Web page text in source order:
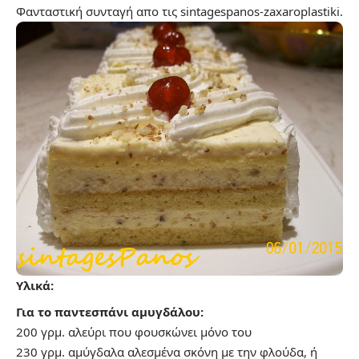
Φανταστική συνταγή απο τις sintagespanos-zaxaroplastiki.
Υλικά:
Για το παντεσπάνι αμυγδάλου:
200 γρμ. αλεύρι που φουσκώνει μόνο του
230 γρμ. αμύγδαλα αλεσμένα σκόνη με την φλούδα, ή